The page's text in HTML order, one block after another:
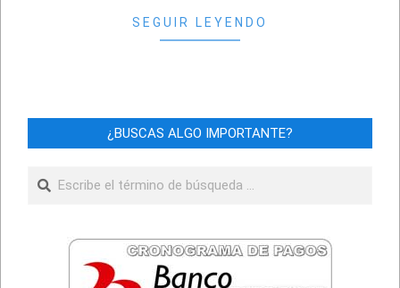
SEGUIR LEYENDO
¿BUSCAS ALGO IMPORTANTE?
Buscar